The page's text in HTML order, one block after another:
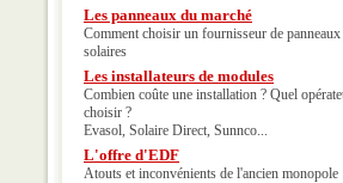
Les panneaux du marché
Comment choisir un fournisseur de panneaux
solaires
Les installateurs de modules
Combien coûte une installation ? Quel
choisir ?
Evasol, Solaire Direct, Sunnco...
L'offre d'EDF
Atouts et inconvénients de l'ancien monopole